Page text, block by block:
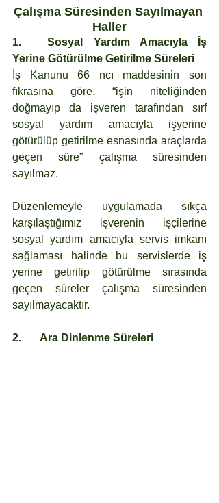
Çalışma Süresinden Sayılmayan
Haller
1.	Sosyal Yardım Amacıyla İş
Yerine Götürülme Getirilme Süreleri
İş Kanunu 66 ncı maddesinin son
fıkrasına göre, “işin niteliğinden
doğmayıp da işveren tarafından sırf
sosyal yardım amacıyla işyerine
götürülüp getirilme esnasında araçlarda
geçen süre” çalışma süresinden
sayılmaz.
Düzenlemeyle uygulamada sıkça
karşılaştığımız işverenin işçilerine
sosyal yardım amacıyla servis imkanı
sağlaması halinde bu servislerde iş
yerine getirilip götürülme sırasında
geçen süreler çalışma süresinden
sayılmayacaktır.
2.	Ara Dinlenme Süreleri